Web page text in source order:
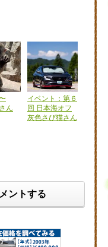
ん
イベント：第６
回 日本海オフ
灰色さび猫さん
ントする